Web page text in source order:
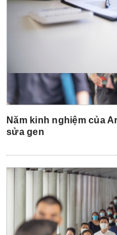
Năm kinh nghiệm của
sửa gen